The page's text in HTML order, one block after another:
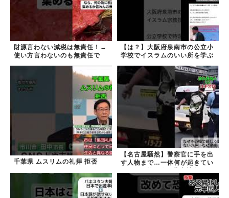
財源言わない減税は無責任！→
使い方言わないのも無責任で
【は？】大阪府泉南市の公立小
学校でイスラムのいい所を学ぶ
千葉県 ムスリムの礼拝 拒否
【名古屋騒然】警察官に手を出
す人物まで…一体何が起きてい
#japan